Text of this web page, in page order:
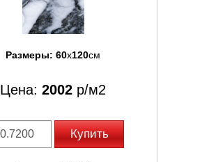
Размеры: 60x120см
Цена: 2002 р/м2
Купить